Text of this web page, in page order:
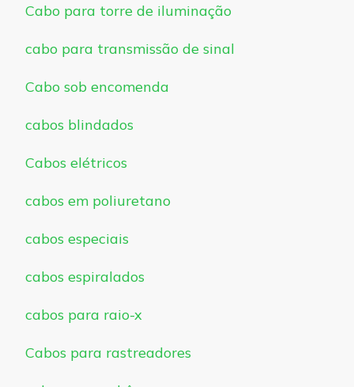
Cabo para torre de iluminação
cabo para transmissão de sinal
Cabo sob encomenda
cabos blindados
Cabos elétricos
cabos em poliuretano
cabos especiais
cabos espiralados
cabos para raio-x
Cabos para rastreadores